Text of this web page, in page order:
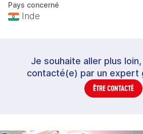
Pays concerné
Inde
Je souhaite aller plus
contacté(e) par un expert
ÊTRE CONTACTÉ